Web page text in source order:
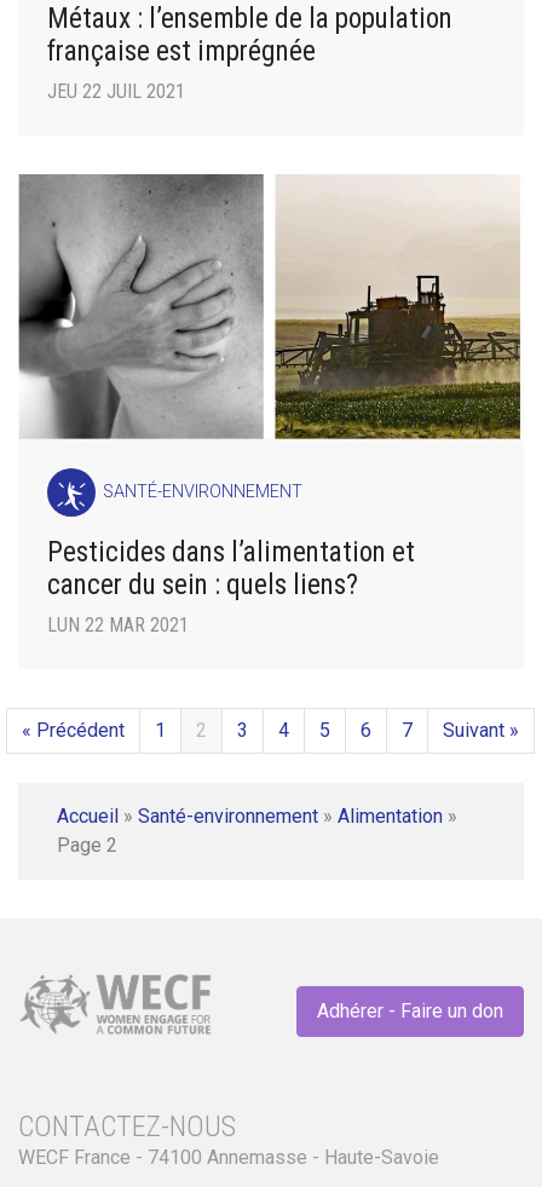
Métaux : l’ensemble de la population
française est imprégnée
JEU 22 JUIL 2021
SANTÉ-ENVIRONNEMENT
Pesticides dans l’alimentation et
cancer du sein : quels liens?
LUN 22 MAR 2021
« Précédent 1 2 3 4 5 6 7 Suivant »
Accueil » Santé-environnement » Alimentation »
Page 2
Adhérer - Faire un don
CONTACTEZ-NOUS
WECF France - 74100 Annemasse - Haute-Savoie